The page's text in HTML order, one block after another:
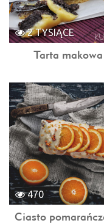
2 TYSIĄCE
Tarta makowa
470
Ciasto